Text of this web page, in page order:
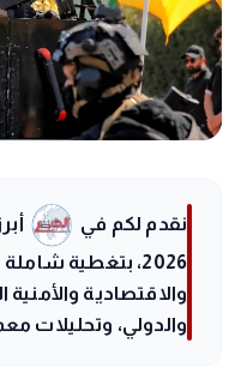
نقدم لكم في
2026، بتغطية
والاقتصادية
والدولي، وتحليلات